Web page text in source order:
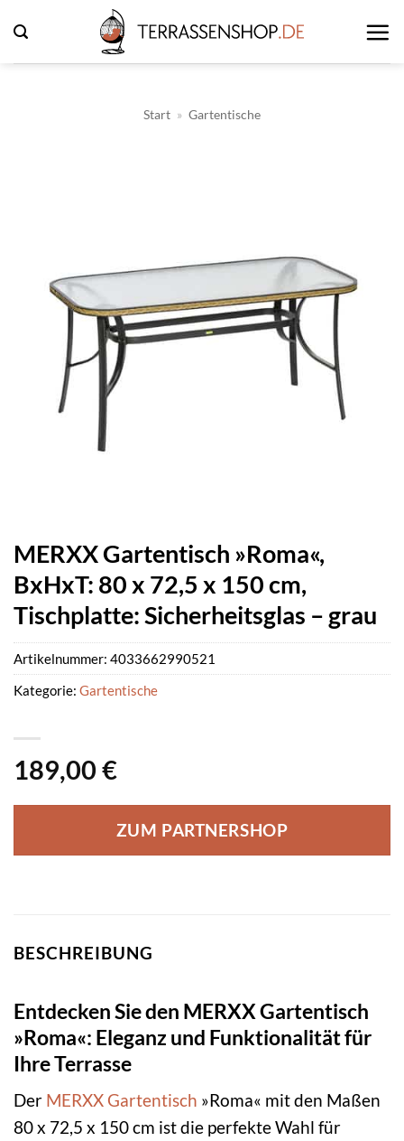
Inhalt
springen
Start » Gartentische
MERXX Gartentisch »Roma«,
BxHxT: 80 x 72,5 x 150 cm,
Tischplatte: Sicherheitsglas – grau
189,00 €
ZUM PARTNERSHOP
Artikelnummer: 4033662990521
Kategorie: Gartentische
BESCHREIBUNG
Entdecken Sie den MERXX Gartentisch
»Roma«: Eleganz und Funktionalität für
Ihre Terrasse
Der MERXX Gartentisch »Roma« mit den Maßen
80 x 72,5 x 150 cm ist die perfekte Wahl für